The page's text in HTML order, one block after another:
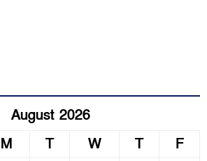
August 2026
M T W T
F